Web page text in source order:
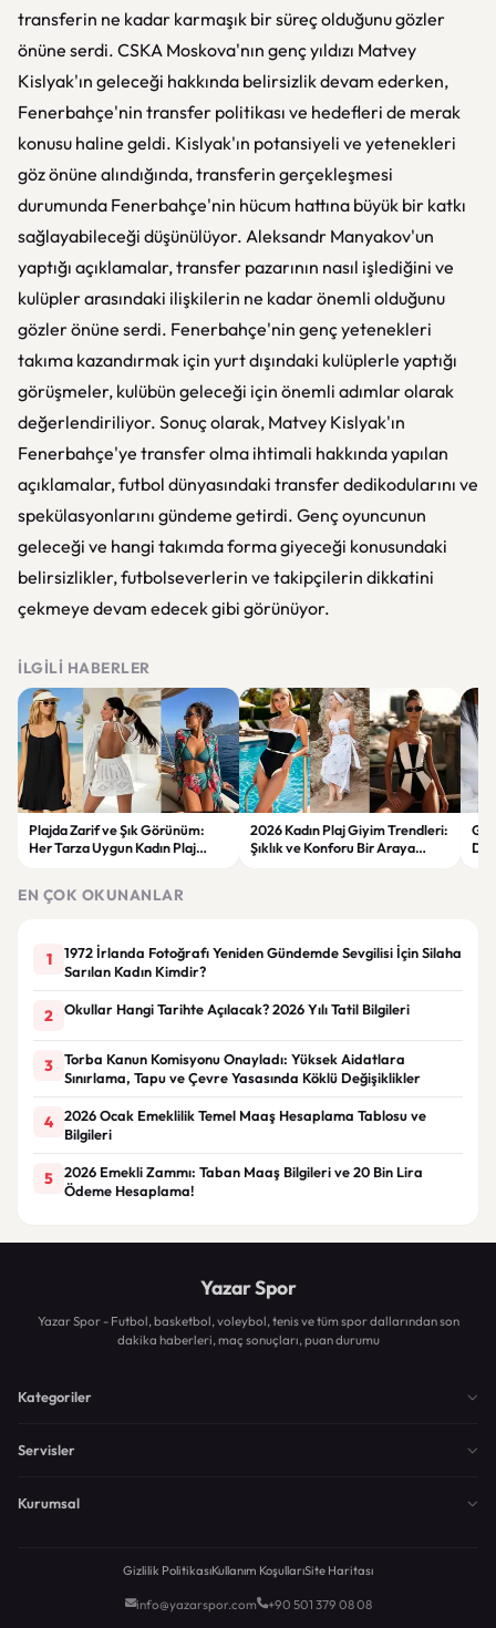
transferin ne kadar karmaşık bir süreç olduğunu gözler
önüne serdi. CSKA Moskova'nın genç yıldızı Matvey
Kislyak'ın geleceği hakkında belirsizlik devam ederken,
Fenerbahçe'nin transfer politikası ve hedefleri de merak
konusu haline geldi. Kislyak'ın potansiyeli ve yetenekleri
göz önüne alındığında, transferin gerçekleşmesi
durumunda Fenerbahçe'nin hücum hattına büyük bir katkı
sağlayabileceği düşünülüyor. Aleksandr Manyakov'un
yaptığı açıklamalar, transfer pazarının nasıl işlediğini ve
kulüpler arasındaki ilişkilerin ne kadar önemli olduğunu
gözler önüne serdi. Fenerbahçe'nin genç yetenekleri
takıma kazandırmak için yurt dışındaki kulüplerle yaptığı
görüşmeler, kulübün geleceği için önemli adımlar olarak
değerlendiriliyor. Sonuç olarak, Matvey Kislyak'ın
Fenerbahçe'ye transfer olma ihtimali hakkında yapılan
açıklamalar, futbol dünyasındaki transfer dedikodularını ve
spekülasyonlarını gündeme getirdi. Genç oyuncunun
geleceği ve hangi takımda forma giyeceği konusundaki
belirsizlikler, futbolseverlerin ve takipçilerin dikkatini
çekmeye devam edecek gibi görünüyor.
İLGILI HABERLER
Plajda Zarif ve Şık Görünüm:
Her Tarza Uygun Kadın Plaj
2026 Kadın Plaj Giyim Trendleri:
Şıklık ve Konforu Bir Araya
EN ÇOK OKUNANLAR
1
1972 İrlanda Fotoğrafı Yeniden Gündemde Sevgilisi İçin Silaha
Sarılan Kadın Kimdir?
2 Okullar Hangi Tarihte Açılacak? 2026 Yılı Tatil Bilgileri
3
Torba Kanun Komisyonu Onayladı: Yüksek Aidatlara
Sınırlama, Tapu ve Çevre Yasasında Köklü Değişiklikler
4
2026 Ocak Emeklilik Temel Maaş Hesaplama Tablosu ve
Bilgileri
5
2026 Emekli Zammı: Taban Maaş Bilgileri ve 20 Bin Lira
Ödeme Hesaplama!
Yazar Spor
Yazar Spor - Futbol, basketbol, voleybol, tenis ve tüm spor dallarından son
dakika haberleri, maç sonuçları, puan durumu
Kategoriler
Servisler
Kurumsal
Gizlilik PolitikasıKullanım KoşullarıSite Haritası
info@yazarspor.com +90 501 379 08 08